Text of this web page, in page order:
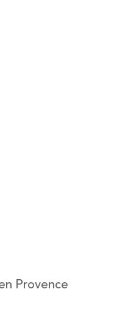
Provence